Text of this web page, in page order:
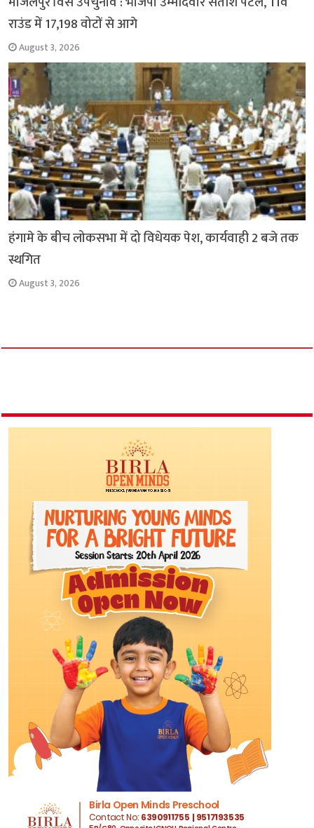
राउंड में 17,198 वोटों से आगे
August 3, 2026
हंगामे के बीच लोकसभा में दो विधेयक पेश, कार्यवाही 2 बजे तक
स्थगित
August 3, 2026